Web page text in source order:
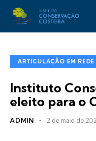
ARTICULAÇÃO EM REDE
Instituto
eleito para o
ADMIN 2 de maio de